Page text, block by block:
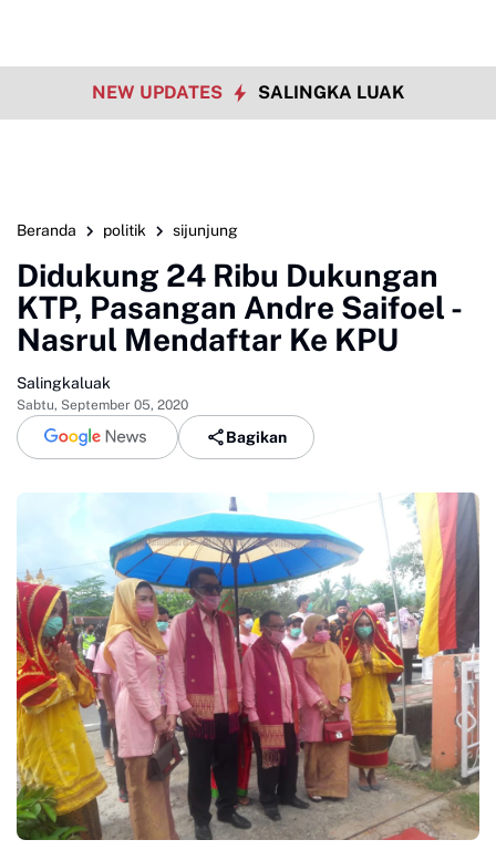
NEW UPDATES SALINGKA LUAK
Beranda politik sijunjung
Didukung 24 Ribu Dukungan
KTP, Pasangan Andre Saifoel -
Nasrul Mendaftar Ke KPU
Salingkaluak
Sabtu, September 05, 2020
Bagikan